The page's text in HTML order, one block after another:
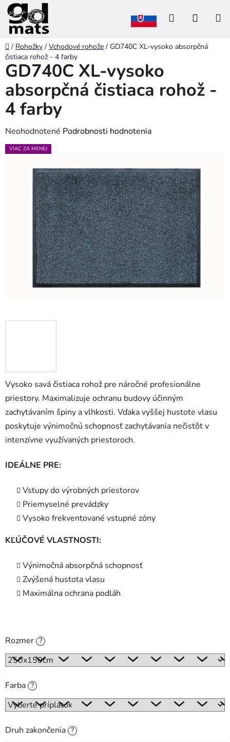
Prejsť
na
obsah
Hľadať
Domov
/ Rohožky / Vchodové rohože / GD740C XL-vysoko absorpčná
čistiaca rohož - 4 farby
Vysoko savá čistiaca rohož pre náročné profesionálne
priestory. Maximalizuje ochranu budovy účinným
zachytávaním špiny a vlhkosti. Vďaka vyššej hustote vlasu
poskytuje výnimočnú schopnosť zachytávania nečistôt v
intenzívne využívaných priestoroch.
IDEÁLNE PRE:
Vstupy do výrobných priestorov
Priemyselné prevádzky
Vysoko frekventované vstupné zóny
KĽÚČOVÉ VLASTNOSTI:
Výnimočná absorpčná schopnosť
Zvýšená hustota vlasu
Maximálna ochrana podláh
Rozmer ?
Farba ?
Druh zakončenia ?
GD740C XL-vysoko
absorpčná čistiaca rohož -
4 farby
Priemerné
hodnotenie
hviezdičiek.
Neohodnotené Podrobnosti hodnotenia
VIAC ZA MENEJ